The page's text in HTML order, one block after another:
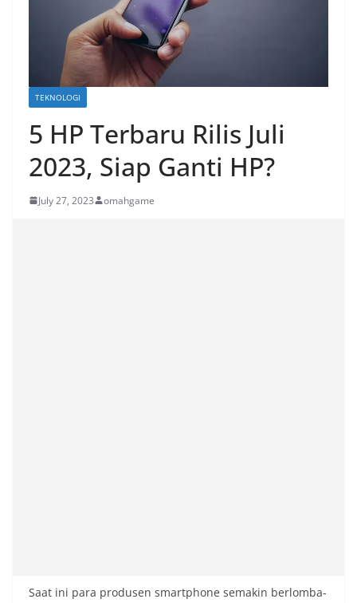
TEKNOLOGI
5 HP Terbaru Rilis Juli
2023, Siap Ganti HP?
July 27, 2023 omahgame
Saat ini para produsen smartphone semakin berlomba-